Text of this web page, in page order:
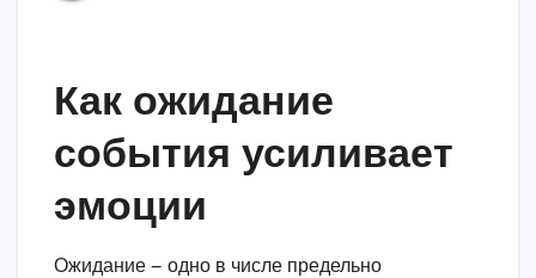
Как ожидание
события усиливает
эмоции
Ожидание — одно в числе предельно